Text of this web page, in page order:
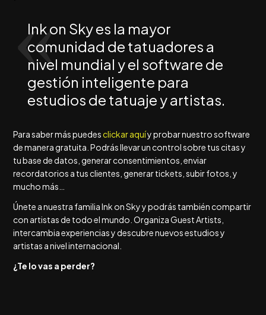
Ink on Sky es la mayor
comunidad de tatuadores a
nivel mundial y el software de
gestión inteligente para
estudios de tatuaje y artistas.
Para saber más puedes clickar aquíy probar nuestro software
de manera gratuita. Podrás llevar un control sobre tus citas y
tu base de datos, generar consentimientos, enviar
recordatorios a tus clientes, generar tickets, subir fotos, y
mucho más…
Únete a nuestra familia Ink on Sky y podrás también compartir
con artistas de todo el mundo. Organiza Guest Artists,
intercambia experiencias y descubre nuevos estudios y
artistas a nivel internacional.
¿Te lo vas a perder?